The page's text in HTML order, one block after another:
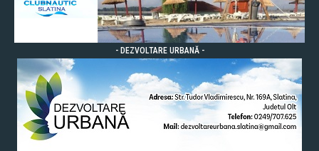
- DEZVOLTARE URBANĂ -